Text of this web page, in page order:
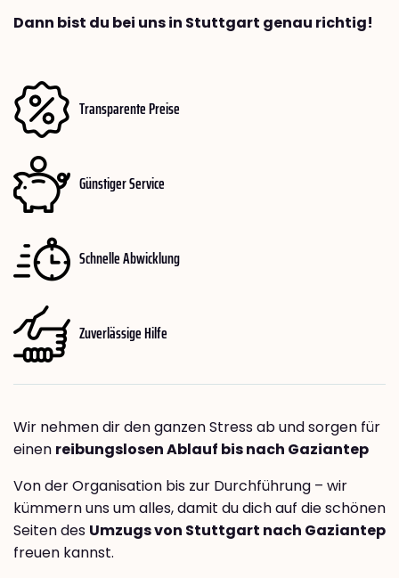
Dann bist du bei uns in Stuttgart genau richtig!
Transparente Preise
Günstiger Service
Schnelle Abwicklung
Zuverlässige Hilfe
Wir nehmen dir den ganzen Stress ab und sorgen für
einen reibungslosen Ablauf bis nach Gaziantep
Von der Organisation bis zur Durchführung – wir
kümmern uns um alles, damit du dich auf die schönen
Seiten des Umzugs von Stuttgart nach Gaziantep
freuen kannst.